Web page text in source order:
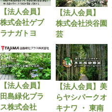
【法人会員】
株式会社ゲブ
ラナガトヨ
【法人会員】
株式会社渋谷園
芸
【法人会員】
田島緑化プラ
ス株式会社
【法人会員】美
らヤシパークオ
キナワ ・ 東南